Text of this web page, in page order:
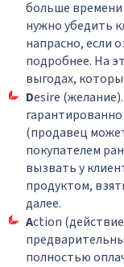
больше
нужно убедить
напрасно, если
подробнее. На
выгодах,
Desire
(продавец
покупателем
вызвать у
продуктом,
далее.
Action
полностью